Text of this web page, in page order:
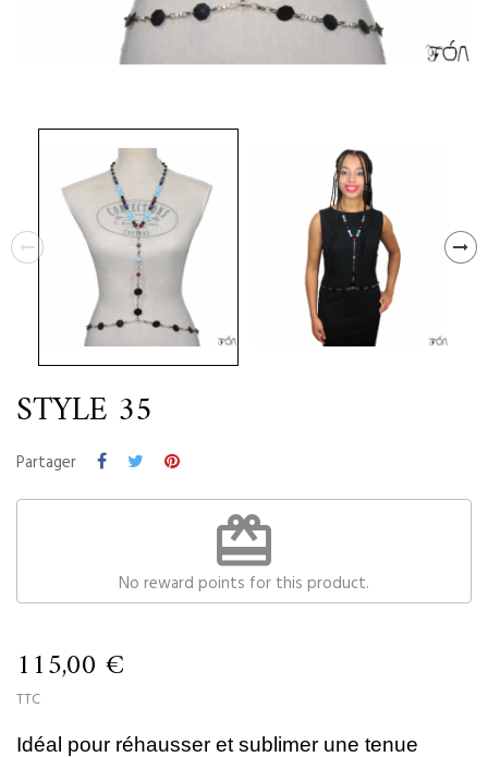
STYLE 35
Partager
redeem
No reward points for this product.
115,00 €
TTC
Idéal pour réhausser et sublimer une tenue